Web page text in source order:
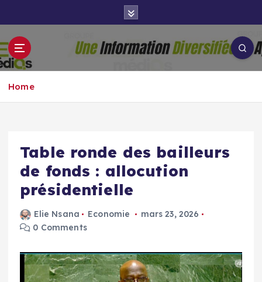
p
t
o
o
Groupe Aigle
Médias
Home
Table ronde des bailleurs
de fonds : allocution
présidentielle
Elie Nsana Economie
mars 23, 2026
0 Comments